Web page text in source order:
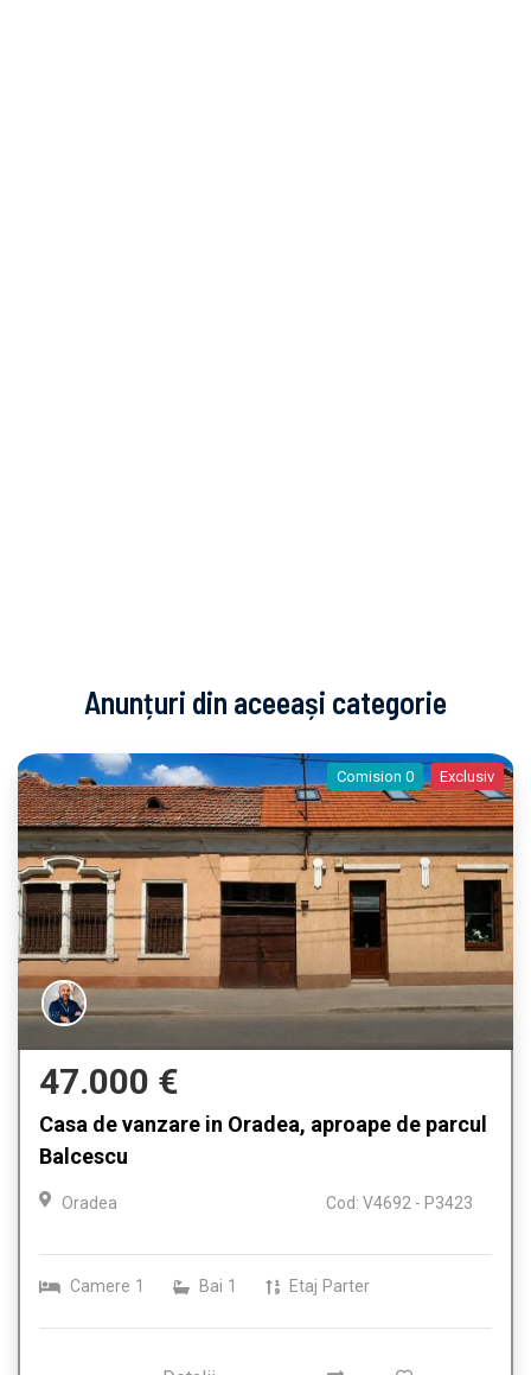
Anunțuri din aceeași categorie
Comision 0 Exclusiv
47.000 €
Casa de vanzare in Oradea, aproape de parcul
Balcescu
Oradea Cod: V4692 - P3423
Camere 1 Bai 1 Etaj Parter